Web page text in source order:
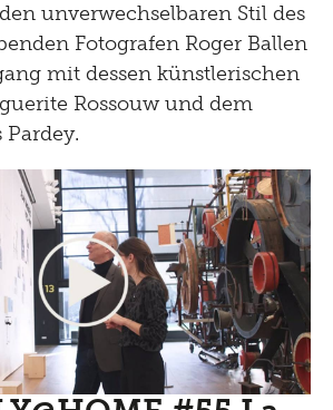
unverwechselbaren Stil des
Fotografen Roger Ballen
mit dessen künstlerischen
Rossouw und dem